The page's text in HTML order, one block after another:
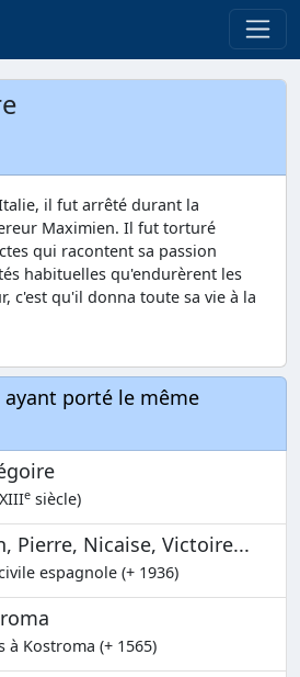
il fut arrêté durant la
Maximien. Il fut torturé
qui racontent sa passion
habituelles qu'endurèrent les
c'est qu'il donna toute sa vie à la
porté le même
e siècle)
Pierre, Nicaise, Victoire...
espagnole (+ 1936)
à Kostroma (+ 1565)